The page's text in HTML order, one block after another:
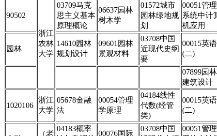
90502
浙江
农林
大学
03709马克
思主义基本
原理概论
06637园林
树木学
01572城市
园林绿地规
划
00051管理
系统中计
机应用
园林
14610园林
规划设计
09601园林
景观材料
03708中国
近现代史纲
要
00015英语
(二)
07899园林
建筑设计
1020106
浙江
大学
05678金融
法
00054管理
学原理
04184线性
代数(经管
类)
00015英语
(二)
（老
04183概率
00076国际
03708中国
00051管理